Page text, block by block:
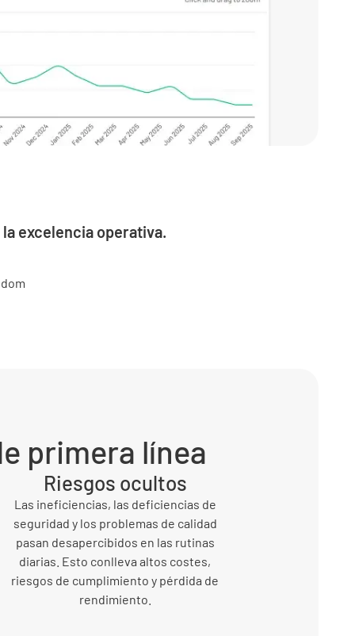
excelencia operativa.
primera línea
Riesgos ocultos
Las ineficiencias, las deficiencias de
seguridad y los problemas de calidad
pasan desapercibidos en las rutinas
diarias. Esto conlleva altos costes,
riesgos de cumplimiento y pérdida de
rendimiento.